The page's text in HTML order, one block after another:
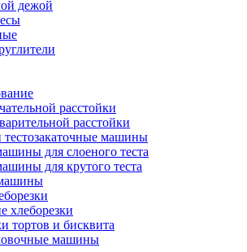
дежой
расстойки
расстойки
тестозакаточные машины
для слоеного теста
для крутого теста
хлеборезки
тортов и бисквита
машины